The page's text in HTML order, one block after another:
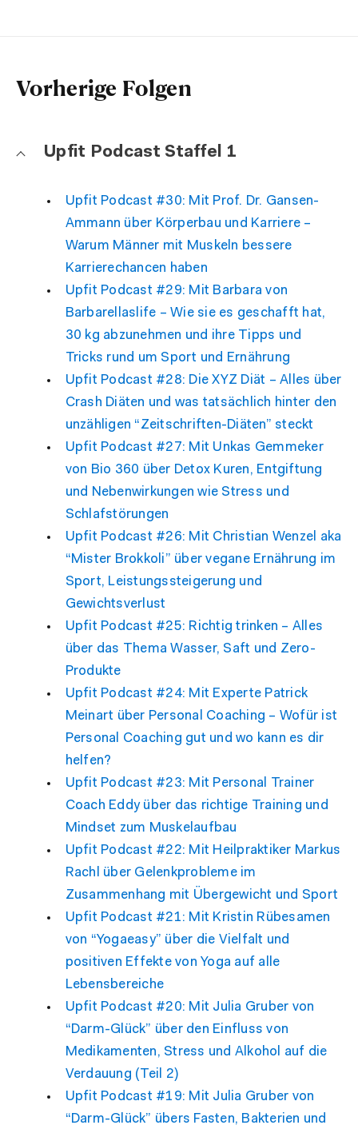
Vorherige Folgen
Upfit Podcast Staffel 1
Upfit Podcast #30: Mit Prof. Dr. Gansen-
Ammann über Körperbau und Karriere –
Warum Männer mit Muskeln bessere
Karrierechancen haben
Upfit Podcast #29: Mit Barbara von
Barbarellaslife – Wie sie es geschafft hat,
30 kg abzunehmen und ihre Tipps und
Tricks rund um Sport und Ernährung
Upfit Podcast #28: Die XYZ Diät – Alles über
Crash Diäten und was tatsächlich hinter den
unzähligen “Zeitschriften-Diäten” steckt
Upfit Podcast #27: Mit Unkas Gemmeker
von Bio 360 über Detox Kuren, Entgiftung
und Nebenwirkungen wie Stress und
Schlafstörungen
Upfit Podcast #26: Mit Christian Wenzel aka
“Mister Brokkoli” über vegane Ernährung im
Sport, Leistungssteigerung und
Gewichtsverlust
Upfit Podcast #25: Richtig trinken – Alles
über das Thema Wasser, Saft und Zero-
Produkte
Upfit Podcast #24: Mit Experte Patrick
Meinart über Personal Coaching – Wofür ist
Personal Coaching gut und wo kann es dir
helfen?
Upfit Podcast #23: Mit Personal Trainer
Coach Eddy über das richtige Training und
Mindset zum Muskelaufbau
Upfit Podcast #22: Mit Heilpraktiker Markus
Rachl über Gelenkprobleme im
Zusammenhang mit Übergewicht und Sport
Upfit Podcast #21: Mit Kristin Rübesamen
von “Yogaeasy” über die Vielfalt und
positiven Effekte von Yoga auf alle
Lebensbereiche
Upfit Podcast #20: Mit Julia Gruber von
“Darm-Glück” über den Einfluss von
Medikamenten, Stress und Alkohol auf die
Verdauung (Teil 2)
Upfit Podcast #19: Mit Julia Gruber von
“Darm-Glück” übers Fasten, Bakterien und